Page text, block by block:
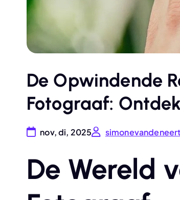
De Opwindende
Fotograaf:
nov, di, 2025
De Wereld